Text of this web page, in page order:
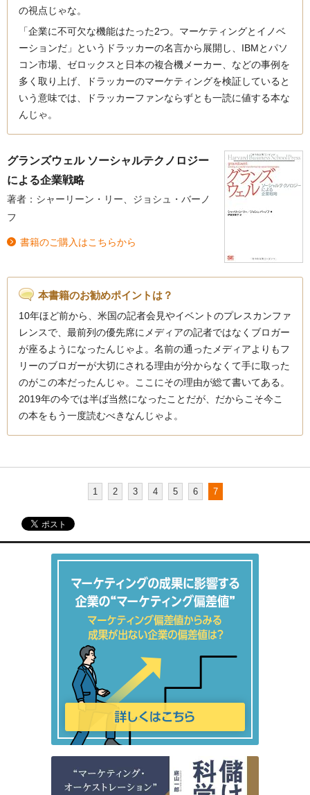
の視点じゃな。
「企業に不可欠な機能はたった2つ。マーケティングとイノベ
ーションだ」というドラッカーの名言から展開し、IBMとパソ
コン市場、ゼロックスと日本の複合機メーカー、などの事例を
多く取り上げ、ドラッカーのマーケティングを検証していると
いう意味では、ドラッカーファンならずとも一読に値する本な
んじゃ。
グランズウェル ソーシャルテクノロジー
による企業戦略
著者：シャーリーン・リー、ジョシュ・バーノ
フ
書籍のご購入はこちらから
本書籍のお勧めポイントは？
10年ほど前から、米国の記者会見やイベントのプレスカンファ
レンスで、最前列の優先席にメディアの記者ではなくブロガー
が座るようになったんじゃよ。名前の通ったメディアよりもフ
リーのブロガーが大切にされる理由が分からなくて手に取った
のがこの本だったんじゃ。ここにその理由が総て書いてある。
2019年の今では半ば当然になったことだが、だからこそ今こ
の本をもう一度読むべきなんじゃよ。
1 2 3 4 5 6 7